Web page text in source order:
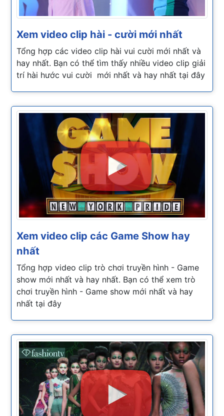
Xem video clip hài - cười mới nhất
Tổng hợp các video clip hài vui cười mới nhất và
hay nhất. Bạn có thể tìm thấy nhiều video clip giải
trí hài hước vui cười mới nhất và hay nhất tại đây
Xem video clip các Game Show hay
nhất
Tổng hợp video clip trò chơi truyền hình - Game
show mới nhất và hay nhất. Bạn có thể xem trò
chơi truyền hình - Game show mới nhất và hay
nhất tại đây